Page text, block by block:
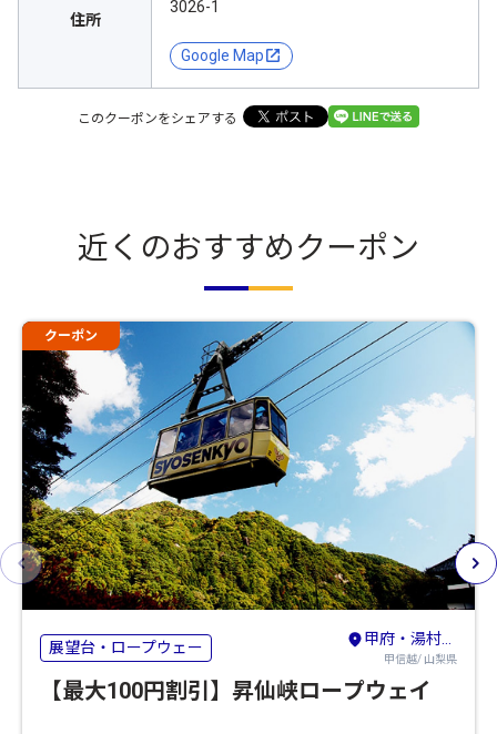
住所
3026-1
Google Map
このクーポンをシェアする
近くのおすすめクーポン
クーポン
展望台・ロープウェー 甲府・湯村・昇仙峡・韮崎
甲信越/ 山梨県
【最大100円割引】昇仙峡ロープウェイ